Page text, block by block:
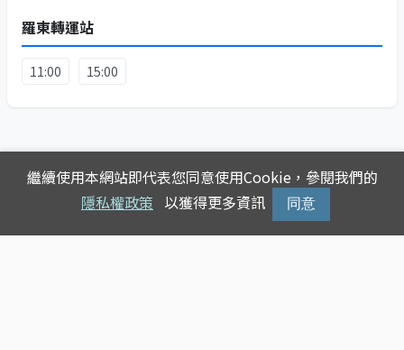
羅東轉運站
11:00 15:00
繼續使用本網站即代表您同意使用Cookie，參閱我們的
隱私權政策 以獲得更多資訊 同意